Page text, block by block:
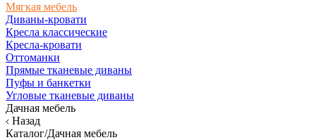
Мягкая мебель
Диваны-кровати
Кресла классические
Кресла-кровати
Оттоманки
Прямые тканевые диваны
Пуфы и банкетки
Угловые тканевые диваны
Дачная мебель
Назад
Каталог/Дачная мебель